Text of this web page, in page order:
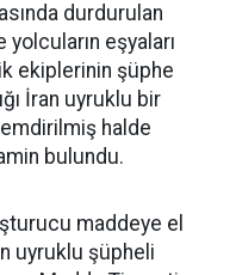
durdurulan
eşyaları
ekiplerinin şüphe
İran uyruklu bir
halde
bulundu.
maddeye el
uyruklu şüpheli